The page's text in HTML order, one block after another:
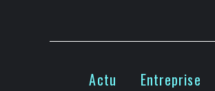
Actu Entreprise